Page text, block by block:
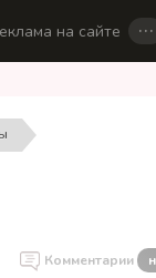
на сайте …
Комментарии